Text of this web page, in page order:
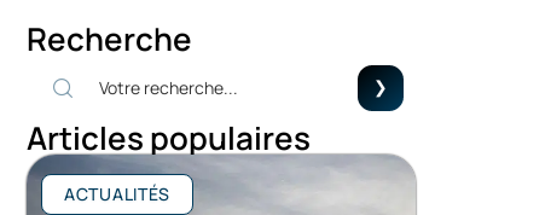
Recherche
Articles populaires
ACTUALITÉS